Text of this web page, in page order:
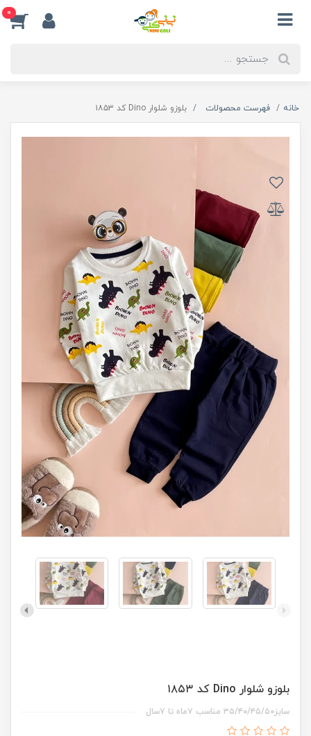
0
خانه فهرست محصولات بلوزو شلوار Dino کد ۱۸۵۳
بلوزو شلوار Dino کد ۱۸۵۳
سایز۳۵/۴۰/۴۵/۵۰ مناسب ۷ماه تا ۷سال